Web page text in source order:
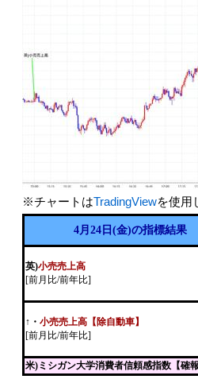
※チャートはTradingViewを使用
4月24日(金)の指標結果
英)小売売上高
[前月比/前年比]
↑ ・ 小売売上高【除自動車】
[前月比/前年比]
米)ミシガン大学消費者信頼感指数【確